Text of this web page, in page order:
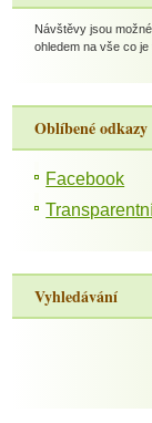
Návštěvy jsou
ohledem na vše co
Oblíbené odkazy
Facebook
Vyhledávání